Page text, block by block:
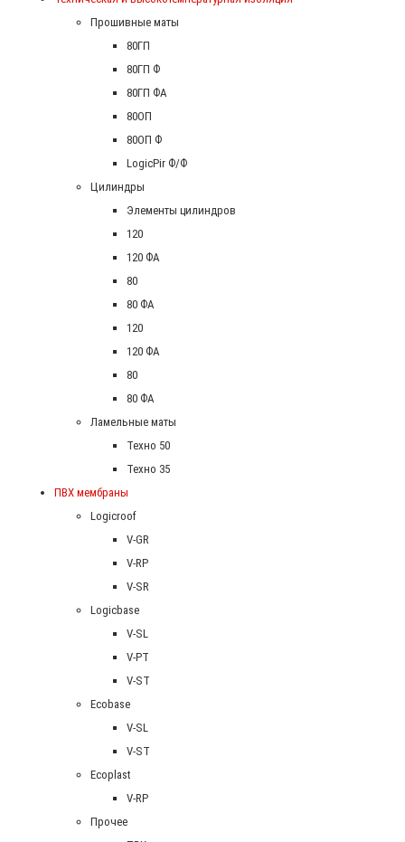
Прошивные маты
80ГП
80ГП Ф
80ГП ФА
80ОП
80ОП Ф
LogicPir Ф/Ф
Цилиндры
Элементы цилиндров
120
120 ФА
80
80 ФА
120
120 ФА
80
80 ФА
Ламельные маты
Техно 50
Техно 35
ПВХ мембраны
Logicroof
V-GR
V-RP
V-SR
Logicbase
V-SL
V-PT
V-ST
Ecobase
V-SL
V-ST
Ecoplast
V-RP
Прочее